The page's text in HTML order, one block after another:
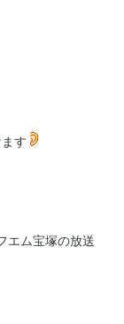
す
エム宝塚の放送